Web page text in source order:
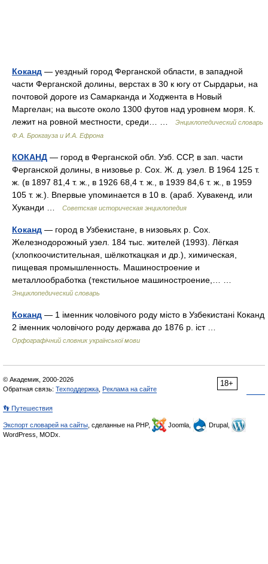
Коканд — уездный город Ферганской области, в западной
части Ферганской долины, верстах в 30 к югу от Сырдарьи, на
почтовой дороге из Самарканда и Ходжента в Новый
Маргелан; на высоте около 1300 футов над уровнем моря. К.
лежит на ровной местности, среди… …
Энциклопедический словарь
Ф.А. Брокгауза и И.А. Ефрона
КОКАНД — город в Ферганской обл. Узб. ССР, в зап. части
Ферганской долины, в низовье р. Сох. Ж. д. узел. В 1964 125 т.
ж. (в 1897 81,4 т. ж., в 1926 68,4 т. ж., в 1939 84,6 т. ж., в 1959
105 т. ж.). Впервые упоминается в 10 в. (араб. Хувакенд, или
Хуканди …
Советская историческая энциклопедия
Коканд — город в Узбекистане, в низовьях р. Сох.
Железнодорожный узел. 184 тыс. жителей (1993). Лёгкая
(хлопкоочистительная, шёлкоткацкая и др.), химическая,
пищевая промышленность. Машиностроение и
металлообработка (текстильное машиностроение,… …
Энциклопедический словарь
Коканд — 1 іменник чоловічого роду місто в Узбекистані Коканд
2 іменник чоловічого роду держава до 1876 р. іст …
Орфографічний словник української мови
18+
© Академик, 2000-2026
Обратная связь: Техподдержка Реклама на сайте
👣 Путешествия
Экспорт словарей на сайты , сделанные на PHP, Joomla,
Drupal,
WordPress, MODx.